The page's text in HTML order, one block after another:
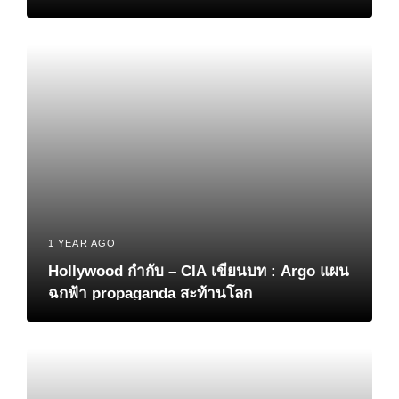
1 YEAR AGO
Hollywood กำกับ – CIA เขียนบท : Argo แผน
ฉกฟ้า propaganda สะท้านโลก